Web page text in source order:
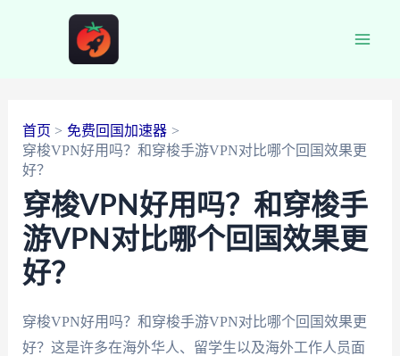
首页
免费回国加速器
穿梭VPN好用吗？和穿梭手游VPN对比哪个回国效果更
好？
穿梭VPN好用吗？和穿梭手
游VPN对比哪个回国效果更
好？
穿梭VPN好用吗？和穿梭手游VPN对比哪个回国效果更
好？这是许多在海外华人、留学生以及海外工作人员面